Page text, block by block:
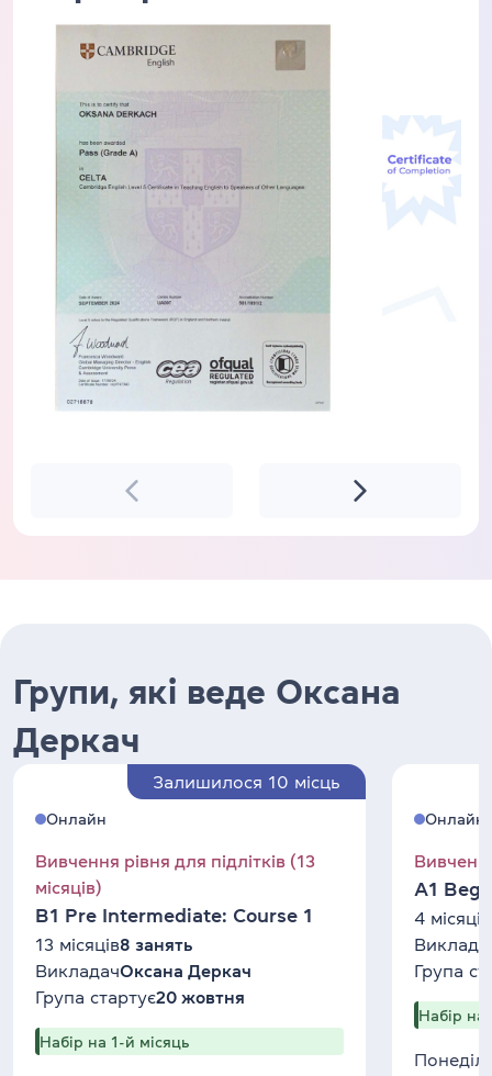
Групи, які веде Оксана
Деркач
Залишилося 10 місць
Онлайн
Вивчення рівня для підлітків (13
місяців)
B1 Pre Intermediate: Course 1
13 місяців8 занять
ВикладачОксана Деркач
Група стартує20 жовтня
Набір на 1-й місяць
Онлайн
A1
4 місяці
Група
Набір на